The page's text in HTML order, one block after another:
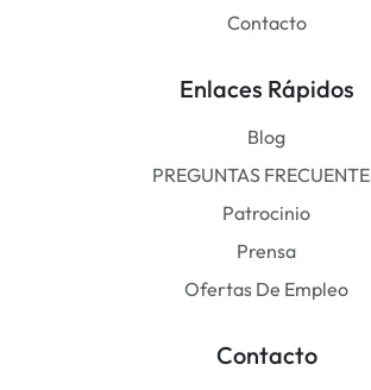
Contacto
Enlaces Rápidos
Blog
PREGUNTAS
Patrocinio
Prensa
Ofertas De Empleo
Contacto